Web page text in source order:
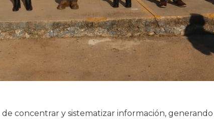
concentrar y sistematizar información,